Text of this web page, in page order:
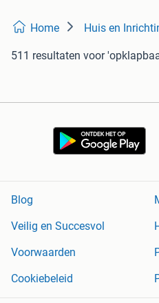
Home Huis en
511 resultaten voor
Blog
Veilig en Succesvol
Voorwaarden
Cookiebeleid